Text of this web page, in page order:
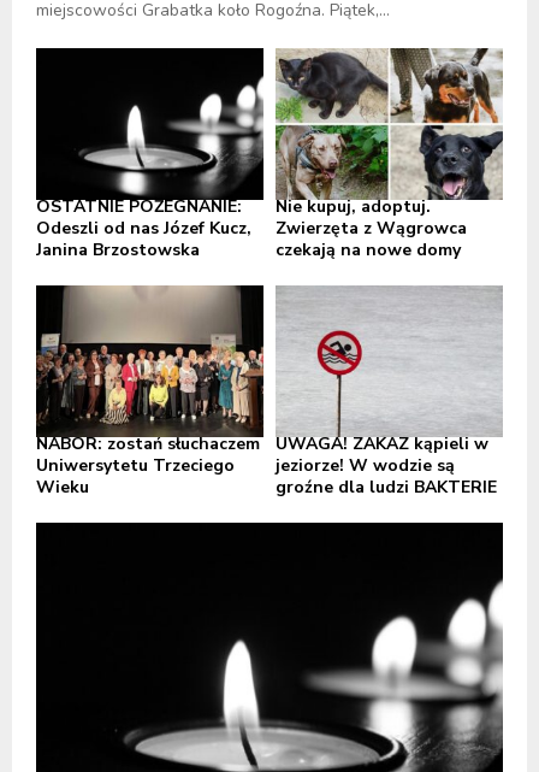
miejscowości Grabatka koło Rogoźna. Piątek,...
OSTATNIE POŻEGNANIE:
Odeszli od nas Józef Kucz,
Janina Brzostowska
Nie kupuj, adoptuj.
Zwierzęta z Wągrowca
czekają na nowe domy
NABÓR: zostań słuchaczem
Uniwersytetu Trzeciego
Wieku
UWAGA! ZAKAZ kąpieli w
jeziorze! W wodzie są
groźne dla ludzi BAKTERIE